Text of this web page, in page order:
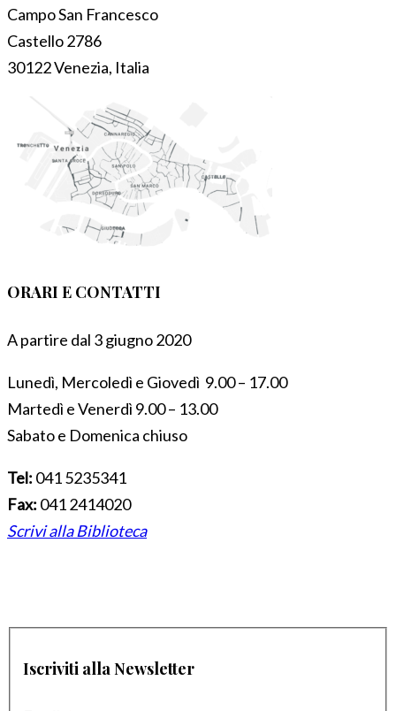
Campo San Francesco
Castello 2786
30122 Venezia, Italia
ORARI E CONTATTI
A partire dal 3 giugno 2020
Lunedì, Mercoledì e Giovedì 9.00 – 17.00
Martedì e Venerdì 9.00 – 13.00
Sabato e Domenica chiuso
Tel: 041 5235341
Fax: 041 2414020
Scrivi alla Biblioteca
Iscriviti alla Newsletter